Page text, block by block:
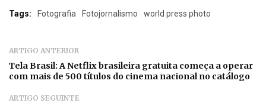
Tags: Fotografia Fotojornalismo world press photo
ARTIGO ANTERIOR
Tela Brasil: A Netflix brasileira gratuita começa a operar
com mais de 500 títulos do cinema nacional no catálogo
ARTIGO SEGUINTE